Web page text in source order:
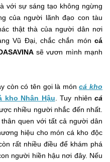
với sự sáng tạo không ngừng
của người lãnh đạo con tàu
thật thà của người dân nơi
Vũ Đại, chắc chắn món cá
sẽ vươn mình mạnh
còn có tên gọi là móncá kho
kho Nhân Hậu . Tuy nhiên cá
nhiều người nhắc đến nhất.
quen với tất cả người dân
hiệu cho món cá kho độc
rất nhiều điều để khám phá
người hiền hậu nơi đây. Nếu